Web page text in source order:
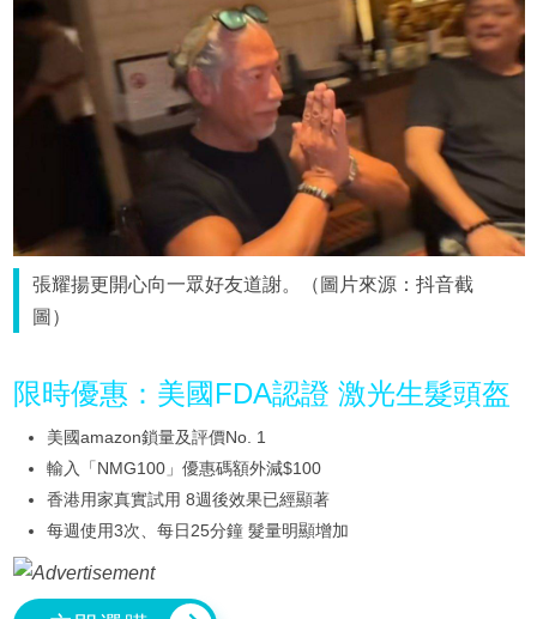
張耀揚更開心向一眾好友道謝。（圖片來源：抖音截
圖）
限時優惠：美國FDA認證 激光生髮頭盔
美國amazon鎖量及評價No. 1
輸入「NMG100」優惠碼額外減$100
香港用家真實試用 8週後效果已經顯著
每週使用3次、每日25分鐘 髮量明顯增加